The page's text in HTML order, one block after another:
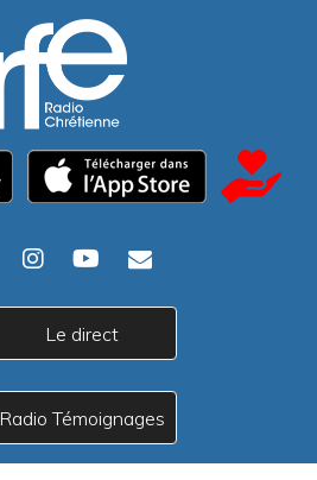
Le direct
Radio Témoignages